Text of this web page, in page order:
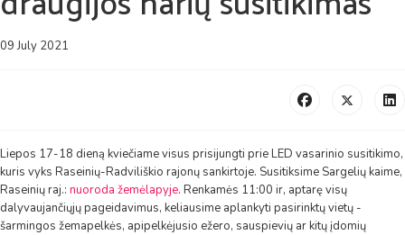
09 July 2021
Liepos 17-18 dieną kviečiame visus prisijungti prie LED vasarinio susitikimo,
kuris vyks Raseinių-Radviliškio rajonų sankirtoje. Susitiksime Sargelių kaime,
Raseinių raj.: nuoroda žemėlapyje. Renkamės 11:00 ir, aptarę visų
dalyvaujančiųjų pageidavimus, keliausime aplankyti pasirinktų vietų -
šarmingos žemapelkės, apipelkėjusio ežero, sauspievių ar kitų įdomių